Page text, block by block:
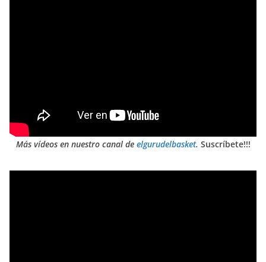
Más vídeos en nuestro canal de elgurudelbasket. Suscríbete!!!